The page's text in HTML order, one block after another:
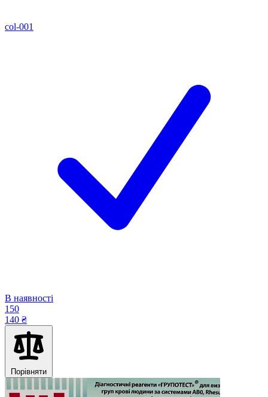
col-001
В наявності
150
140 ₴
Порівняти